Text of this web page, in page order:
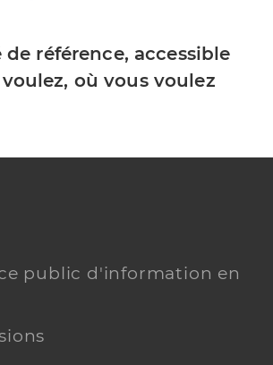
de référence, accessible
où vous voulez
public d'information en